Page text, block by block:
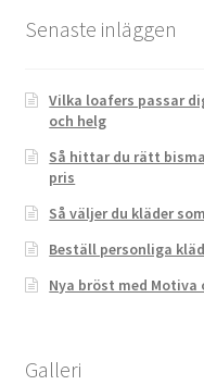
Senaste inläggen
Vilka loafers passar
och helg
Så hittar du rätt
pris
Så väljer du kläder
Beställ personliga
Nya bröst med
Galleri